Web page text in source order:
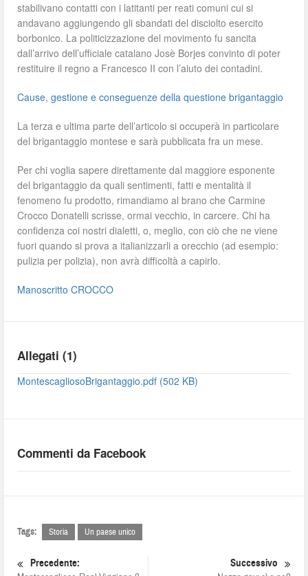
stabilivano contatti con i latitanti per reati comuni cui si
andavano aggiungendo gli sbandati del disciolto esercito
borbonico. La politicizzazione del movimento fu sancita
dall’arrivo dell’ufficiale catalano Josè Borjes convinto di poter
restituire il regno a Francesco II con l’aiuto dei contadini.
Cause, gestione e conseguenze della questione brigantaggio
La terza e ultima parte dell’articolo si occuperà in particolare
del brigantaggio montese e sarà pubblicata fra un mese.
Per chi voglia sapere direttamente dal maggiore esponente
del brigantaggio da quali sentimenti, fatti e mentalità il
fenomeno fu prodotto, rimandiamo al brano che Carmine
Crocco Donatelli scrisse, ormai vecchio, in carcere. Chi ha
confidenza coi nostri dialetti, o, meglio, con ciò che ne viene
fuori quando si prova a italianizzarli a orecchio (ad esempio:
pulizia per polizia), non avrà difficoltà a capirlo.
Manoscritto CROCCO
Allegati (1)
MontescagliosoBrigantaggio.pdf (502 KB)
Commenti da Facebook
Tags: Storia Un paese unico
Precedente: Successivo